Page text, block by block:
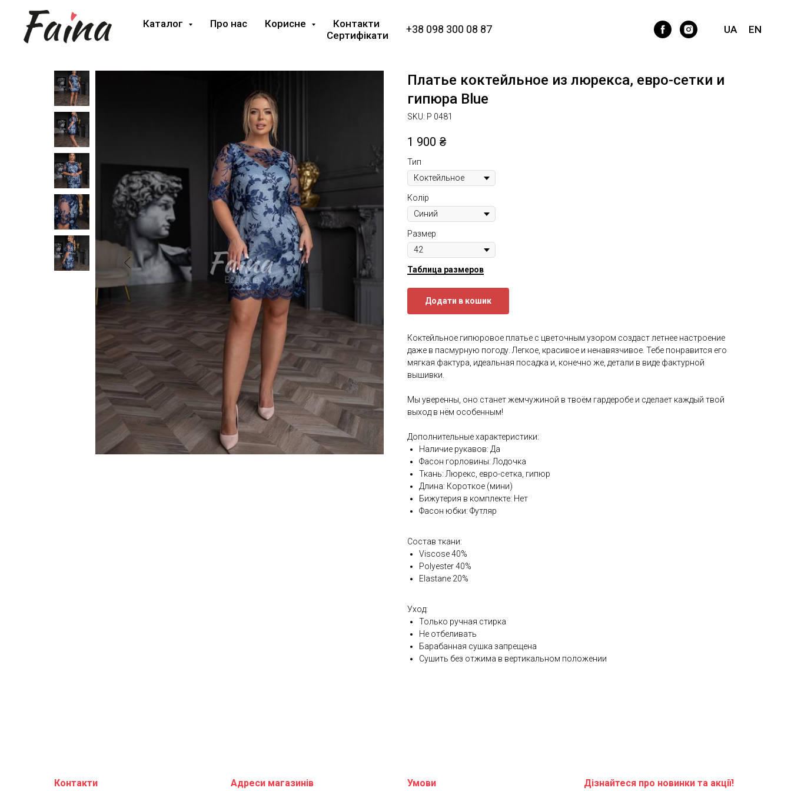
Каталог Про нас Корисне
Контакти
Сертифікати
+38 098 300 08 87 UA EN
Платье коктейльное из люрекса, евро-сетки и
гипюра Blue
SKU: P 0481
1 900 ₴
Тип
Колір
Размер
Таблица размеров
Додати в кошик
Коктейльное гипюровое платье с цветочным узором создаст летнее настроение
даже в пасмурную погоду. Легкое, красивое и ненавязчивое. Тебе понравится его
мягкая фактура, идеальная посадка и, конечно же, детали в виде фактурной
вышивки.
Мы уверенны, оно станет жемчужиной в твоём гардеробе и сделает каждый твой
выход в нём особенным!
Дополнительные характеристики:
Наличие рукавов: Да
Фасон горловины: Лодочка
Ткань: Люрекс, евро-сетка, гипюр
Длина: Короткое (мини)
Бижутерия в комплекте: Нет
Фасон юбки: Футляр
Состав ткани:
Viscose 40%
Polyester 40%
Elastane 20%
Уход:
Только ручная стирка
Не отбеливать
Барабанная сушка запрещена
Сушить без отжима в вертикальном положении
Контакти Адреси магазинів Умови Дізнайтеся про новинки та акції!